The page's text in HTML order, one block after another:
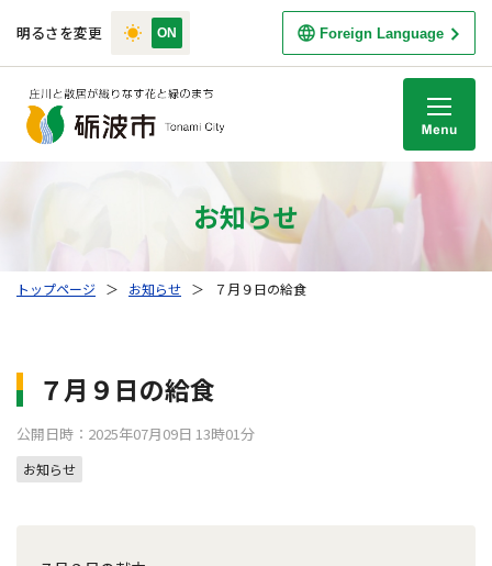
明るさを変更 Foreign Language
お知らせ
トップページ ＞ お知らせ ＞ ７月９日の給食
７月９日の給食
公開日時：2025年07月09日 13時01分
お知らせ